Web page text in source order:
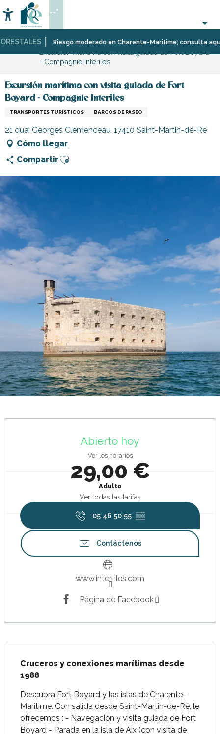
au
contenu
principal
Riesgo moderado en Charente-Maritime; consulta aquí
Accessibilité
Buscar
--°
Página Web
Organización
Actividades
Ocio
DeporteEscuelas,
- Compagnie Interîles
Excursión marítima con visita guiada de Fort
Boyard - Compagnie Interîles
TRANSPORTES TURÍSTICOS BARCOS DE PASEO
21 quai Georges Clémenceau, 17410 Saint-Martin-de-Ré
Cómo llegar
CompartirAjouter aux favoris
Abierto hoy
Ver los horarios
29,00 €
Adulto
Ver todas las tarifas
05 46 50 55 ▒▒
Contáctenos
www.inter-iles.com
Página de Facebook
Cruceros y conexiones marítimas desde
1988
Descubra Fort Boyard y las islas de Charente-
Maritime. Con salida desde Saint-Martin-de-Ré, le
ofrecemos : - Navegación y visita guiada de Fort
Boyard - Parada en la isla de Aix (con visita de